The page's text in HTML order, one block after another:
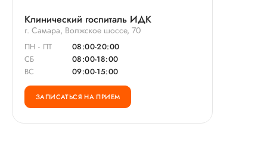
Клинический госпиталь ИДК
г. Самара, Волжское шоссе, 70
ПН - ПТ
08:00-20:00
СБ
08:00-18:00
ВС
09:00-15:00
ЗАПИСАТЬСЯ НА ПРИЕМ